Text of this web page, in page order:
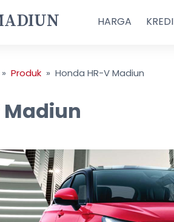
HARGA
» Produk » Honda HR-V Madiun
Madiun